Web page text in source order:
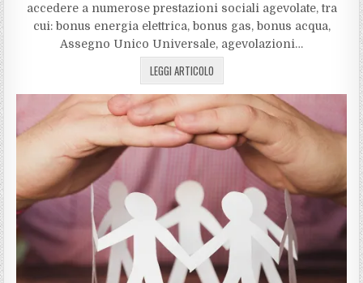
accedere a numerose prestazioni sociali agevolate, tra
cui: bonus energia elettrica, bonus gas, bonus acqua,
Assegno Unico Universale, agevolazioni…
LEGGI ARTICOLO